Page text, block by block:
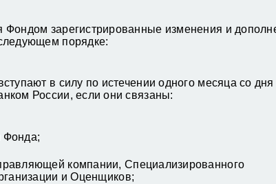
Фондом зарегистрированные изменения и
порядке:
в силу по истечении одного месяца со дня
России, если они связаны:
Фонда;
компании, Специализированного
и Оценщиков;